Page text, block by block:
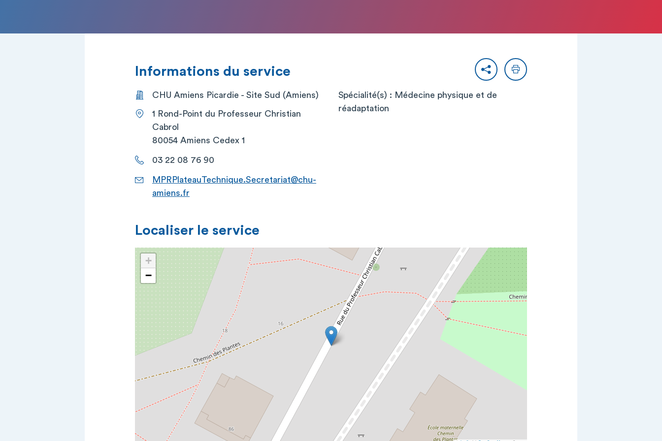
PartagerImprimer
Informations du service
CHU Amiens Picardie - Site Sud (Amiens)
1 Rond-Point du Professeur Christian
Cabrol
80054 Amiens Cedex 1
03 22 08 76 90
MPRPlateauTechnique.Secretariat@chu-
amiens.fr
Spécialité(s) : Médecine physique et de
réadaptation
Localiser le service
+
−